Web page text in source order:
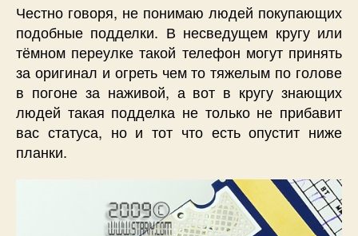
Честно говоря, не понимаю людей покупающих
подобные подделки. В несведущем кругу или
тёмном переулке такой телефон могут принять
за оригинал и огреть чем то тяжелым по голове
в погоне за наживой, а вот в кругу знающих
людей такая подделка не только не прибавит
вас статуса, но и тот что есть опустит ниже
планки.